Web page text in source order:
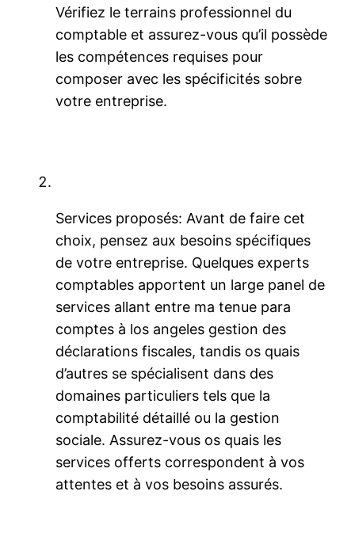
Vérifiez le terrains professionnel du
comptable et assurez-vous qu’il possède
les compétences requises pour
composer avec les spécificités sobre
votre entreprise.
Services proposés: Avant de faire cet
choix, pensez aux besoins spécifiques
de votre entreprise. Quelques experts
comptables apportent un large panel de
services allant entre ma tenue para
comptes à los angeles gestion des
déclarations fiscales, tandis os quais
d’autres se spécialisent dans des
domaines particuliers tels que la
comptabilité détaillé ou la gestion
sociale. Assurez-vous os quais les
services offerts correspondent à vos
attentes et à vos besoins assurés.